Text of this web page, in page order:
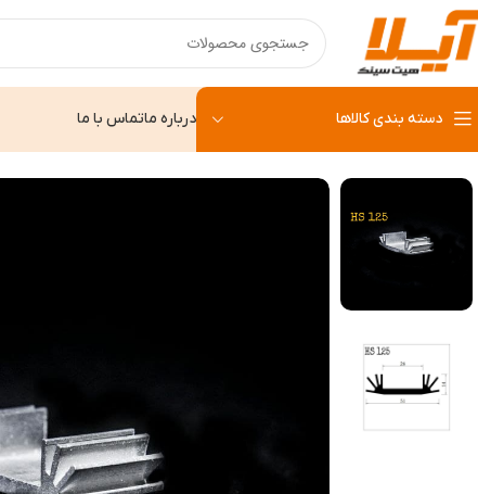
دسته بندی کالاها درباره ماتماس با ما